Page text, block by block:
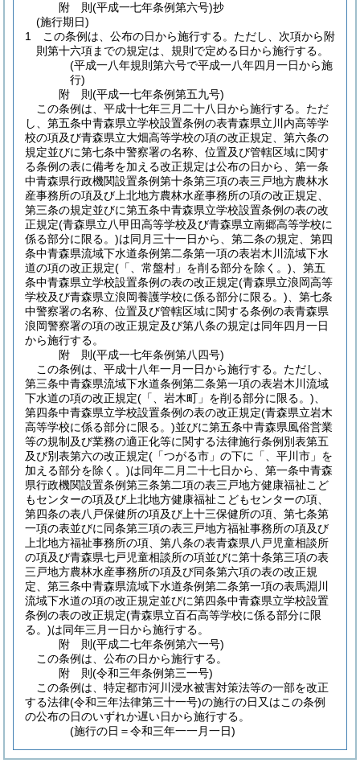
附 則(平成一七年条例第六号)抄
(施行期日)
1
この条例は、公布の日から施行する。 ただし、次項から附
則第十六項までの規定は、規則で定める日から施行する。
(平成一八年規則第六号で平成一八年四月一日から施
行)
附 則(平成一七年条例第五九号)
この条例は、平成十七年三月二十八日から施行する。 ただ
し、第五条中青森県立学校設置条例の表青森県立川内高等学
校の項及び青森県立大畑高等学校の項の改正規定、第六条の
規定並びに第七条中警察署の名称、位置及び管轄区域に関す
る条例の表に備考を加える改正規定は公布の日から、第一条
中青森県行政機関設置条例第十条第三項の表三戸地方農林水
産事務所の項及び上北地方農林水産事務所の項の改正規定、
第三条の規定並びに第五条中青森県立学校設置条例の表の改
正規定(青森県立八甲田高等学校及び青森県立南郷高等学校に
係る部分に限る。)は同月三十一日から、第二条の規定、第四
条中青森県流域下水道条例第二条第一項の表岩木川流域下水
道の項の改正規定(「、常盤村」を削る部分を除く。) 、第五
条中青森県立学校設置条例の表の改正規定(青森県立浪岡高等
学校及び青森県立浪岡養護学校に係る部分に限る。) 、第七条
中警察署の名称、位置及び管轄区域に関する条例の表青森県
浪岡警察署の項の改正規定及び第八条の規定は同年四月一日
から施行する。
附 則(平成一七年条例第八四号)
この条例は、平成十八年一月一日から施行する。 ただし、
第三条中青森県流域下水道条例第二条第一項の表岩木川流域
下水道の項の改正規定(「、岩木町」を削る部分に限る。)
第四条中青森県立学校設置条例の表の改正規定(青森県立岩木
高等学校に係る部分に限る。)並びに第五条中青森県風俗営業
等の規制及び業務の適正化等に関する法律施行条例別表第五
及び別表第六の改正規定(「つがる市」の下に「、平川市」を
加える部分を除く。)は同年二月二十七日から、第一条中青森
県行政機関設置条例第三条第二項の表三戸地方健康福祉こど
もセンターの項及び上北地方健康福祉こどもセンターの項、
第四条の表八戸保健所の項及び上十三保健所の項、第七条第
一項の表並びに同条第三項の表三戸地方福祉事務所の項及び
上北地方福祉事務所の項、第八条の表青森県八戸児童相談所
の項及び青森県七戸児童相談所の項並びに第十条第三項の表
三戸地方農林水産事務所の項及び同条第六項の表の改正規
定、第三条中青森県流域下水道条例第二条第一項の表馬淵川
流域下水道の項の改正規定並びに第四条中青森県立学校設置
条例の表の改正規定(青森県立百石高等学校に係る部分に限
る。)は同年三月一日から施行する。
附 則(平成二七年条例第六一号)
この条例は、公布の日から施行する。
附 則(令和三年条例第三一号)
この条例は、特定都市河川浸水被害対策法等の一部を改正
する法律(令和三年法律第三十一号)の施行の日又はこの条例
の公布の日のいずれか遅い日から施行する。
(施行の日＝令和三年一一月一日)